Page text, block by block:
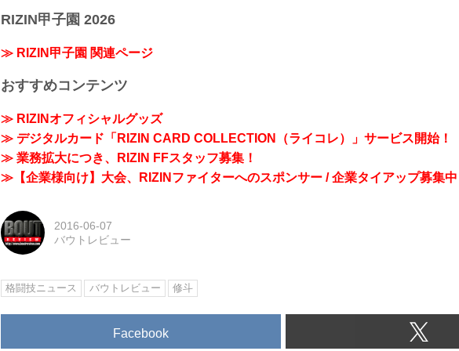
RIZIN甲子園 2026
≫ RIZIN甲子園 関連ページ
おすすめコンテンツ
≫ RIZINオフィシャルグッズ
≫ デジタルカード「RIZIN CARD COLLECTION（ライコレ）」サービス開始！
≫ 業務拡大につき、RIZIN FFスタッフ募集！
≫【企業様向け】大会、RIZINファイターへのスポンサー / 企業タイアップ募集
2016-06-07
バウトレビュー
格闘技ニュース バウトレビュー 修斗
Facebook